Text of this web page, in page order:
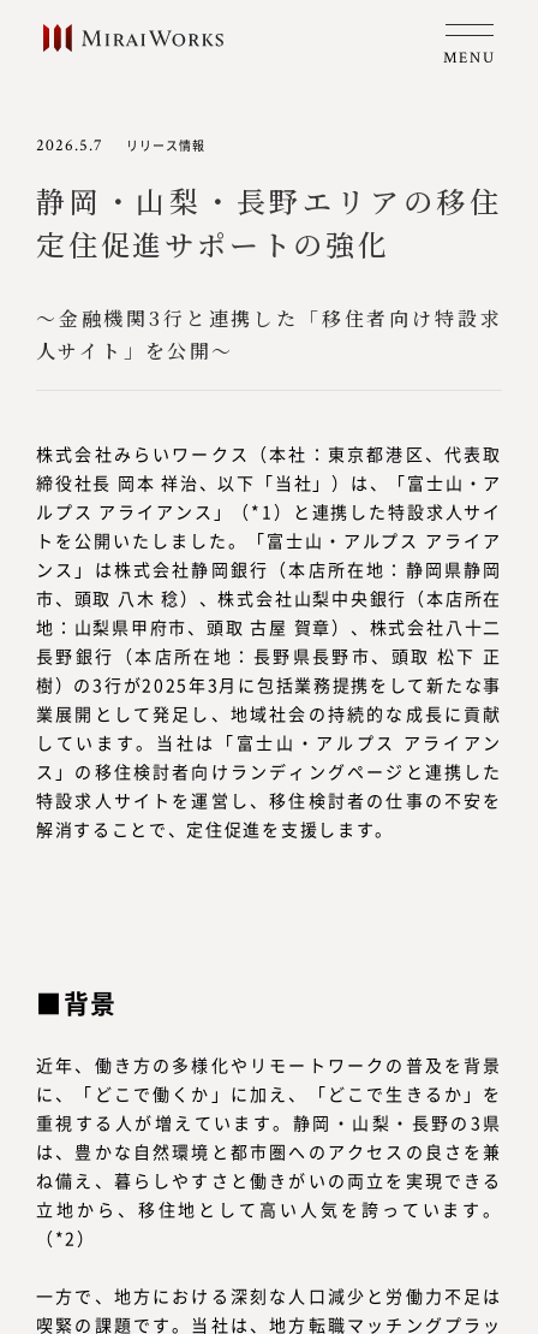
MENU
2026.5.7 リリース情報
静岡・山梨・長野エリアの移住
定住促進サポートの強化
～金融機関3行と連携した「移住者向け特設求
人サイト」を公開～
株式会社みらいワークス（本社：東京都港区、代表取
締役社長 岡本 祥治、以下「当社」）は、「富士山・ア
ルプス アライアンス」（*1）と連携した特設求人サイ
トを公開いたしました。「富士山・アルプス アライア
ンス」は株式会社静岡銀行（本店所在地：静岡県静岡
市、頭取 八木 稔）、株式会社山梨中央銀行（本店所在
地：山梨県甲府市、頭取 古屋 賀章）、株式会社八十二
長野銀行（本店所在地：長野県長野市、頭取 松下 正
樹）の3行が2025年3月に包括業務提携をして新たな事
業展開として発足し、地域社会の持続的な成長に貢献
しています。当社は「富士山・アルプス アライアン
ス」の移住検討者向けランディングページと連携した
特設求人サイトを運営し、移住検討者の仕事の不安を
解消することで、定住促進を支援します。
背景
近年、働き方の多様化やリモートワークの普及を背景
に、「どこで働くか」に加え、「どこで生きるか」を
重視する人が増えています。静岡・山梨・長野の3県
は、豊かな自然環境と都市圏へのアクセスの良さを兼
ね備え、暮らしやすさと働きがいの両立を実現できる
立地から、移住地として高い人気を誇っています。
（*2）
一方で、地方における深刻な人口減少と労働力不足は
喫緊の課題です。当社は、地方転職マッチングプラッ